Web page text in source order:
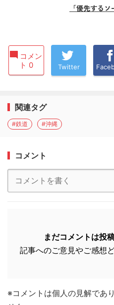
「優先する
コメン
ト 0
Twitter
関連タグ
#鉄道 #沖縄
コメント
まだコメントは投
記事へのご意見やご感想
※コメントは個人の見解であ